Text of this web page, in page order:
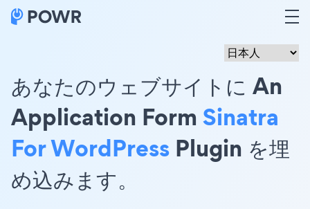
あなたのウェブサイトに An
Application Form Sinatra
For WordPress Plugin を埋
め込みます。